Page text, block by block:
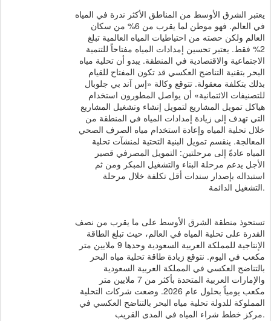
يعتبر الشرق الأوسط من المناطق الأكثر ندرة في المياه
في العالم. فهو موطن لما يقرب من 6% من سكان
العالم ولكن حصته من احتياطيات المياه العالمية تبلغ
2% فقط. يعتبر تحسين إمدادات المياه مفتاحاً للتنمية
الاجتماعية والاقتصادية في المنطقة. يبدو أن تحلية مياه
البحر بتقنية التناضح العكسي قد تكون المفتاح للقيام
بذلك بتكلفة معقولة. تتوقع وكالة «إس آند بي جلوبال
للتصنيفات الائتمانية» أن يواصل المطورون استخدام
هياكل تمويل المشاريع لتمويل إنشاء وتشغيل المشاريع
التي تهدف إلى زيادة إمدادات المياه في المنطقة من
خلال تحلية المياه وإعادة استخدام مياه الصرف الصحي
المعالجة. ينقسم تمويل البنية التحتية لمنشآت تحلية
المياه عادةً إلى مرحلتين: التمويل المصرفي قصير
الأجل يدعم مرحلة البناء والتشغيل المبكر ومن ثم
استبداله بإصدار سندات أقل تكلفة خلال مرحلة
التشغيل الدائمة.
تستحوذ منطقة الشرق الأوسط على ما يقرب من نصف
القدرة على تحلية المياه في العالم، حيث تبلغ الطاقة
الإنتاجية للمملكة العربية السعودية وحدها 9 ملايين متر
مكعب في اليوم. نتوقع زيادة طاقة تحلية مياه البحر
بالتناضح العكسي في المملكة العربية السعودية
والإمارات العربية المتحدة بأكثر من 7 ملايين متر
مكعب يومياً بحلول عام 2026. وضعت شركات التحلية
المملوكة للدولة تحلية مياه البحر بالتناضح العكسي في
مركز خطط شراء المياه في المدى القريب.